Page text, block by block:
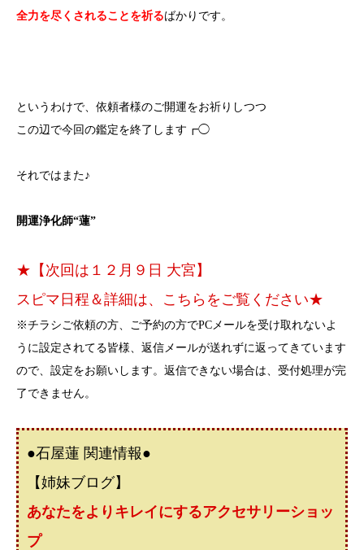
全力を尽くされることを祈るばかりです。
というわけで、依頼者様のご開運をお祈りしつつ
この辺で今回の鑑定を終了します┏◯
それではまた♪
開運浄化師“蓮”
★【次回は１２月９日 大宮】
スピマ日程＆詳細は、こちらをご覧ください★
※チラシご依頼の方、ご予約の方でPCメールを受け取れないよ
うに設定されてる皆様、返信メールが送れずに返ってきています
ので、設定をお願いします。返信できない場合は、受付処理が完
了できません。
●石屋蓮 関連情報●
【姉妹ブログ】
あなたをよりキレイにするアクセサリーショッ
プ